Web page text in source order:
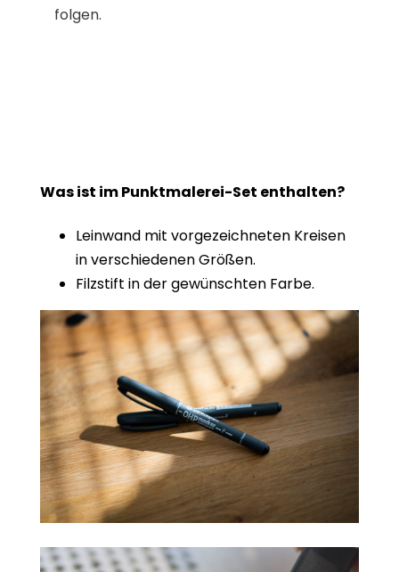
folgen.
Was ist im Punktmalerei-Set enthalten?
Leinwand mit vorgezeichneten Kreisen
in verschiedenen Größen.
Filzstift in der gewünschten Farbe.